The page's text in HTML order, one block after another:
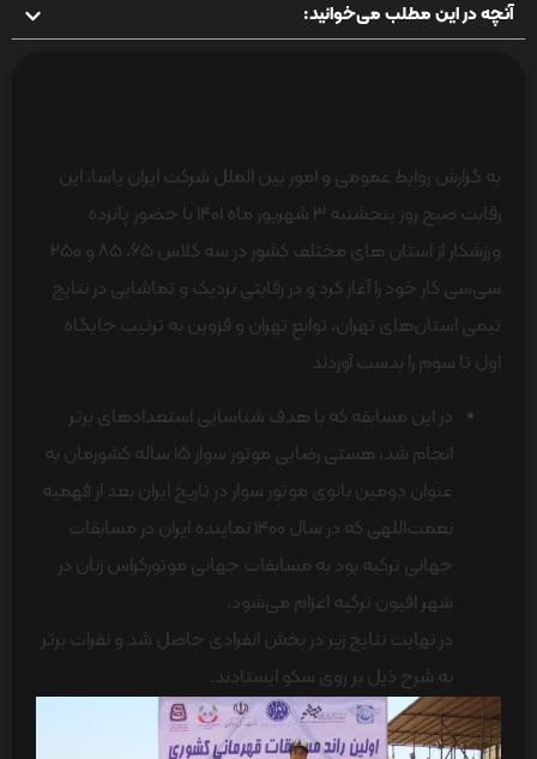
آنچه در این مطلب می‌خوانید:
به گزارش روابط عمومی و امور بین الملل شرکت ایران یاسا، این
رقابت صبح روز پنجشنبه 3 شهریور ماه 1401 با حضور پانزده
ورزشکار از استان های مختلف کشور در سه کلاس ۶۵، ۸۵ و ۲۵۰
سی‌سی کار خود را آغاز کرد و در رقابتی نزدیک و تماشایی در نتایج
تیمی استان‌های تهران، توابع تهران و قزوین به ترتیب جایگاه
اول تا سوم را بدست آوردند
در این مسابقه که با هدف شناسایی استعدادهای برتر
انجام شد، هستی رضایی موتور سوار 15 ساله کشورمان به
عنوان دومین بانوی موتور سوار در تاریخ ایران بعد از فهمیه
نعمت‌اللهی که در سال 1400 نماینده ایران در مسابقات
جهانی ترکیه بود به مسابقات جهانی موتورکراس زنان در
شهر افیون ترکیه اعزام می‌شود.
در نهایت نتایج زیر در بخش انفرادی حاصل شد و نفرات برتر
به شرح ذیل بر روی سکو ایستادند.